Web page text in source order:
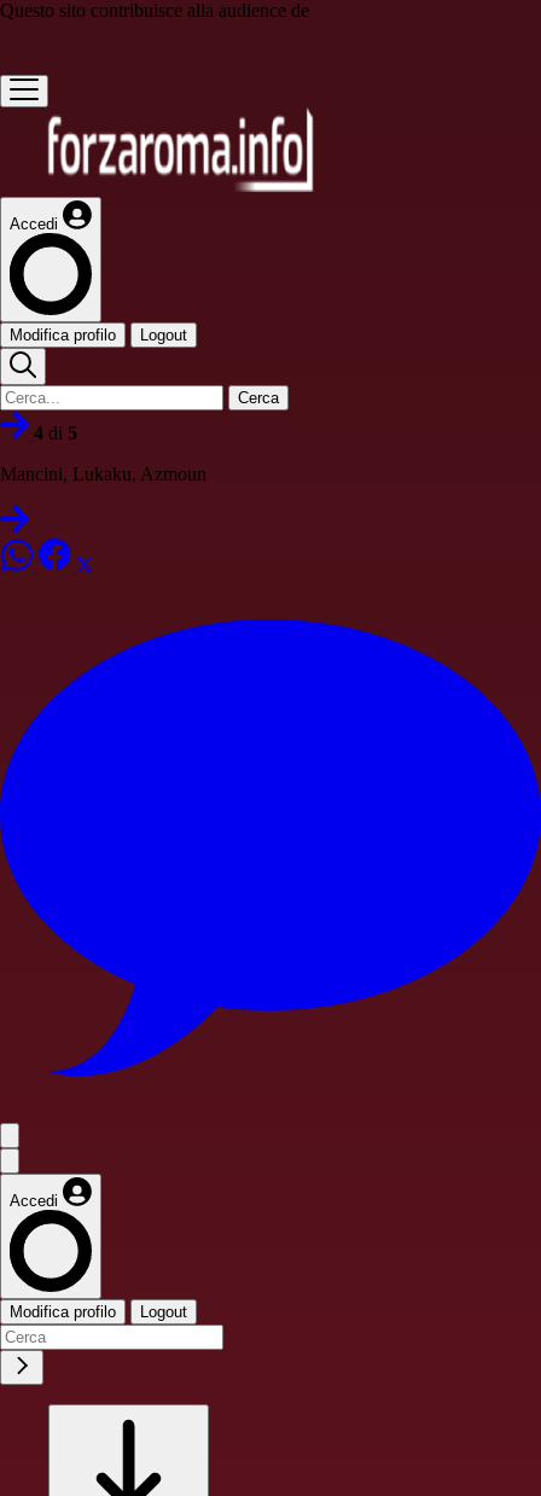
Questo sito contribuisce alla audience de
Accedi
Modifica profilo Logout
Cerca
4 di 5
Mancini, Lukaku, Azmoun
Accedi
Modifica profilo Logout